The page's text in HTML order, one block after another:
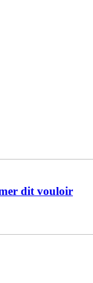
dit vouloir